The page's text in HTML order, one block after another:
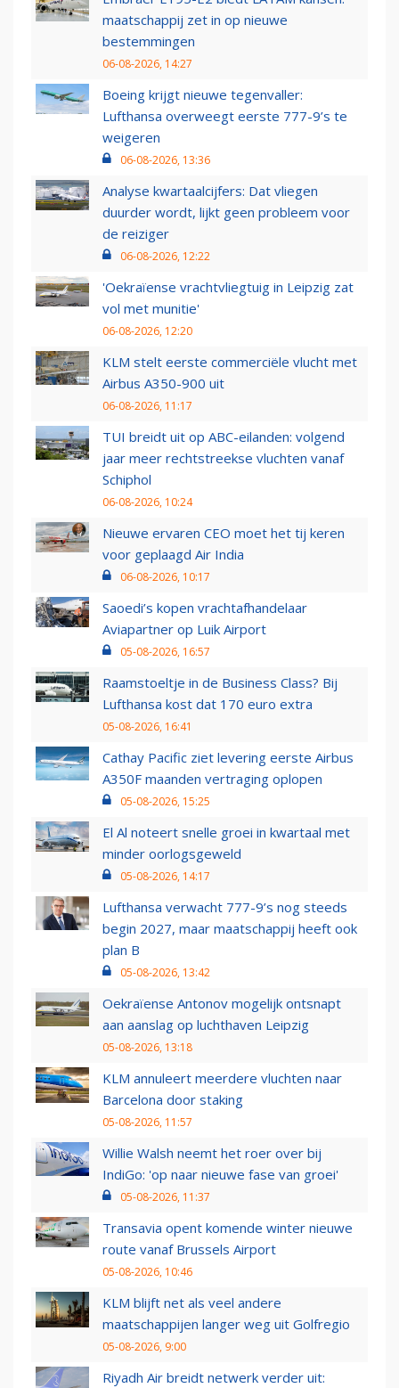
maatschappij zet in op nieuwe
bestemmingen
06-08-2026, 14:27
Boeing krijgt nieuwe tegenvaller:
Lufthansa overweegt eerste 777-9’s te
weigeren
06-08-2026, 13:36
Analyse kwartaalcijfers: Dat vliegen
duurder wordt, lijkt geen probleem voor
de reiziger
06-08-2026, 12:22
'Oekraïense vrachtvliegtuig in Leipzig zat
vol met munitie'
06-08-2026, 12:20
KLM stelt eerste commerciële vlucht met
Airbus A350-900 uit
06-08-2026, 11:17
TUI breidt uit op ABC-eilanden: volgend
jaar meer rechtstreekse vluchten vanaf
Schiphol
06-08-2026, 10:24
Nieuwe ervaren CEO moet het tij keren
voor geplaagd Air India
06-08-2026, 10:17
Saoedi’s kopen vrachtafhandelaar
Aviapartner op Luik Airport
05-08-2026, 16:57
Raamstoeltje in de Business Class? Bij
Lufthansa kost dat 170 euro extra
05-08-2026, 16:41
Cathay Pacific ziet levering eerste Airbus
A350F maanden vertraging oplopen
05-08-2026, 15:25
El Al noteert snelle groei in kwartaal met
minder oorlogsgeweld
05-08-2026, 14:17
Lufthansa verwacht 777-9’s nog steeds
begin 2027, maar maatschappij heeft ook
plan B
05-08-2026, 13:42
Oekraïense Antonov mogelijk ontsnapt
aan aanslag op luchthaven Leipzig
05-08-2026, 13:18
KLM annuleert meerdere vluchten naar
Barcelona door staking
05-08-2026, 11:57
Willie Walsh neemt het roer over bij
IndiGo: 'op naar nieuwe fase van groei'
05-08-2026, 11:37
Transavia opent komende winter nieuwe
route vanaf Brussels Airport
05-08-2026, 10:46
KLM blijft net als veel andere
maatschappijen langer weg uit Golfregio
05-08-2026, 9:00
Riyadh Air breidt netwerk verder uit: